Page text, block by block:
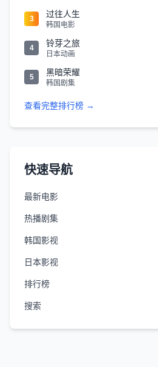
3 过往人生
韩国电影
4 铃芽之旅
日本动画
5 黑暗荣耀
韩国剧集
查看完整排行榜 →
快速导航
最新电影
热播剧集
韩国影视
日本影视
排行榜
搜索